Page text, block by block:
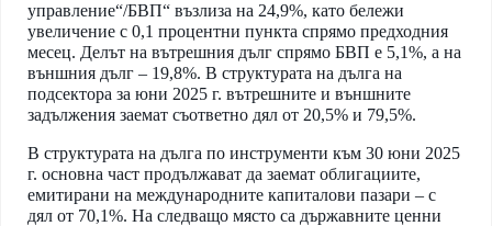
управление“/БВП“ възлиза на 24,9%, като бележи
увеличение с 0,1 процентни пункта спрямо предходния
месец. Делът на вътрешния дълг спрямо БВП е 5,1%, а на
външния дълг – 19,8%. В структурата на дълга на
подсектора за юни 2025 г. вътрешните и външните
задължения заемат съответно дял от 20,5% и 79,5%.
В структурата на дълга по инструменти към 30 юни 2025
г. основна част продължават да заемат облигациите,
емитирани на международните капиталови пазари – с
дял от 70,1%. На следващо място са държавните ценни